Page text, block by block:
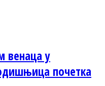
венаца у
почетка